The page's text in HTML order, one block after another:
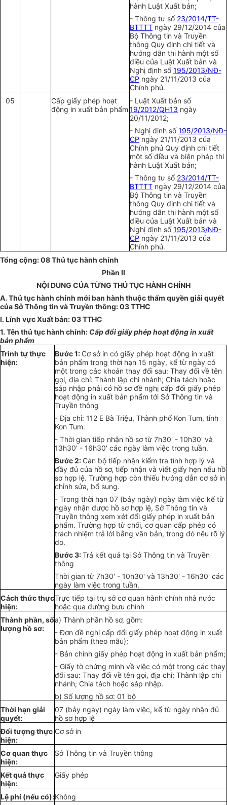
hành Luật Xuất bản;
- Thông tư số 23/2014/TT-
BTTTT ngày 29/12/2014 của
Bộ Thông tin và Truyền
thông Quy định chi tiết và
hướng dẫn thi hành một số
điều của Luật Xuất bản và
Nghị định số195/2013/NĐ-
CP ngày 21/11/2013 của
Chính phủ.
05
Cấp giấy phép hoạt
động in xuất bản phẩm
- Luật Xuất bản số
19/2012/QH13 ngày
20/11/2012;
- Nghị định số195/2013/NĐ-
CP ngày 21/11/2013 của
Chính phủ Quy định chi tiết
một số điều và biện pháp thi
hành Luật Xuất bản;
- Thông tư số 23/2014/TT-
BTTTT ngày 29/12/2014 của
Bộ Thông tin và Truyền
thông Quy định chi tiết và
hướng dẫn thi hành một số
điều của Luật Xuất bản và
Nghị định số195/2013/NĐ-
CP ngày 21/11/2013 của
Chính phủ.
Tổng cộng: 08 Thủ tục hành chính
Phần II
NỘI DUNG CỦA TỪNG THỦ TỤC HÀNH CHÍNH
A. Thủ tục hành chính mới ban hành thuộc thẩm quyền giải quyết
của Sở Thông tin và Truyền thông: 03 TTHC
I. Lĩnh vực Xuất bản: 03 TTHC
1. Tên thủ tục hành chính: Cấpđổi giấyphéphoạt độngin xuất
bản phẩm
Trình tự thực
hiện:
Bước 1: Cơ sở in có giấy phép hoạt động in xuất
bản phẩm trong thời hạn 15 ngày, kể từ ngày có
một trong các khoản thay đổi sau: Thay đổi về tên
gọi, địa chỉ: Thành lập chi nhánh; Chia tách hoặc
sáp nhập phải có hồ sơ đề nghị cấp đổi giấy phép
hoạt động in xuất bản phẩm tới Sở Thông tin và
Truyền thông
- Địa chỉ: 112 E Bà Triệu, Thành phố Kon Tum, tỉnh
Kon Tum.
- Thời gian tiếp nhận hồ sơtừ 7h30' - 10h30' và
13h30' - 16h30' các ngày làm việc trong tuần.
Bước 2: Cán bộ tiếp nhận kiểm tra tính hợp lý và
đầy đủ của hồ sơ, tiếp nhận và viết giấy hẹn nếu hồ
sơ hợp lệ. Trường hợp còn thiếu hướng dẫn cơ sở in
chỉnh sửa, bổ sung.
- Trong thời hạn 07 (bảy ngày) ngày làm việc kể từ
ngày nhận được hồ sơ hợp lệ, Sở Thông tin và
Truyền thông xem xét đổi giấy phép in xuất bản
phẩm. Trường hợp từ chối, cơ quan cấp phép có
trách nhiệm trả lời bằng văn bản, trong đó nêu rõ lý
do.
Bước 3:Trả kết quả tại SởThông tin và Truyền
thông
Thời gian từ 7h30' - 10h30' và 13h30' - 16h30' các
ngày làm việc trong tuần.
Cách thức thực
hiện:
Trực tiếp tại trụ sở cơ quan hành chính nhà nước
hoặc qua đường bưu chính
Thành phần, số
lượng hồ sơ:
a) Thành phần hồ sơ, gồm:
- Đơn đề nghị cấp đổi giấy phép hoạt động in xuất
bản phẩm (theo mẫu);
- Bản chính giấy phép hoạt động in xuất bản phẩm;
- Giấy tờ chứng minh về việc có một trong các thay
đổi sau: Thay đổi về tên gọi, địa chỉ; Thành lập chi
nhánh; Chia tách hoặc sáp nhập.
b) Số lượng hồ sơ: 01 bộ
Thời hạn giải
quyết:
07 (bảy ngày) ngày làm việc, kể từ ngày nhận đủ
hồ sơ hợp lệ
Đối tượng thực
hiện:
Cơ sở in
Cơ quan thực
hiện:
Sở Thông tin và Truyền thông
Kết quả thực
hiện:
Giấy phép
Lệphí (nếu có):Không